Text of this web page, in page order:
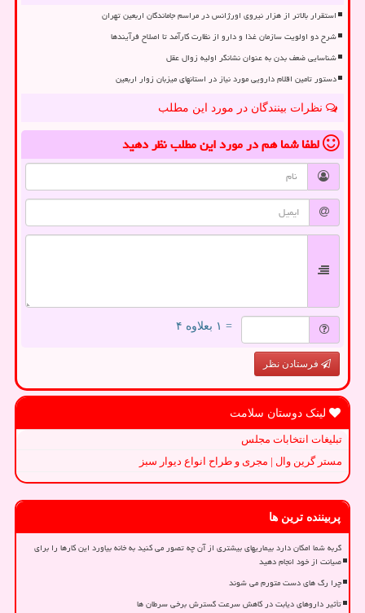
استقرار بالاتر از هزار نیروی اورژانس در مراسم جاماندگان اربعین تهران
شرح دو اولویت سازمان غذا و دارو از نظارت کارآمد تا اصلاح فرآیندها
شناسایی ضعف بدن به عنوان نشانگر اولیه زوال عقل
دستور تامین اقلام دارویی مورد نیاز در استانهای میزبان زوار اربعین
نظرات بینندگان در مورد این مطلب
لطفا شما همدر مورد این مطلبنظر دهید
= ۱ بعلاوه ۴
فرستادن نظر
لینک دوستان سلامت
تبلیغات انتخابات مجلس
مستر گرین وال | مجری و طراح انواع دیوار سبز
پربیننده ترین ها
گربه شما امکان دارد بیماریهای بیشتری از آن چه تصور می کنید به خانه بیاورد این کارها را برای
صیانت از خود انجام دهید
چرا رگ های دست متورم می شوند
تأثیر داروهای دیابت در کاهش سرعت گسترش برخی سرطان ها